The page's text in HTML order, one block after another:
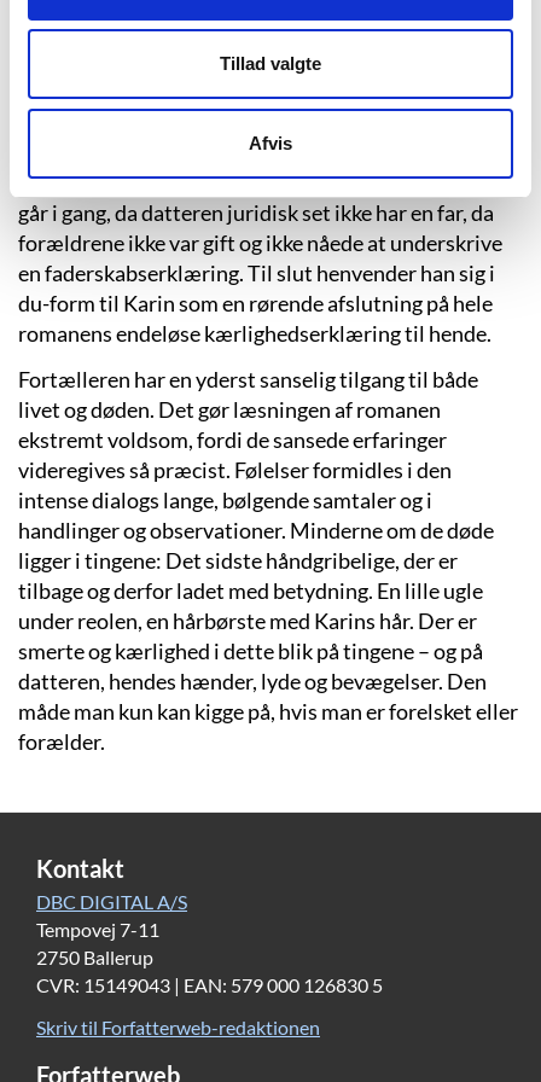
Tillad valgte
Afvis
dengang, Tom og Karin mødtes og deres hverdage
hinanden. Det er altså ikke et skønmaleri, Tom maler
af deres forhold, det er kærligheden, som den var.
Samtidig fortæller han om dagene med Livia, om
angsten og sorgen og om det absurde bureaukrati, der
går i gang, da datteren juridisk set ikke har en far, da
forældrene ikke var gift og ikke nåede at underskrive
en faderskabserklæring. Til slut henvender han sig i
du-form til Karin som en rørende afslutning på hele
romanens endeløse kærlighedserklæring til hende.
Fortælleren har en yderst sanselig tilgang til både
livet og døden. Det gør læsningen af romanen
ekstremt voldsom, fordi de sansede erfaringer
videregives så præcist. Følelser formidles i den
intense dialogs lange, bølgende samtaler og i
handlinger og observationer. Minderne om de døde
ligger i tingene: Det sidste håndgribelige, der er
tilbage og derfor ladet med betydning. En lille ugle
under reolen, en hårbørste med Karins hår. Der er
smerte og kærlighed i dette blik på tingene – og på
datteren, hendes hænder, lyde og bevægelser. Den
måde man kun kan kigge på, hvis man er forelsket eller
forælder.
Kontakt
DBC DIGITAL A/S
Tempovej 7-11
2750 Ballerup
CVR: 15149043 | EAN: 579 000 126830 5
Skriv til Forfatterweb-redaktionen
Forfatterweb